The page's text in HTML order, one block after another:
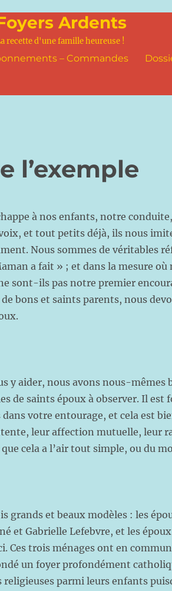
Ardents
recette d'une famille heureuse !
– Commandes
l’exemple
à nos enfants, notre
et tout petits déjà, ils nous
Nous sommes de véritables
a fait » ; et dans la mesure où
sont-ils pas notre premier
bons et saints parents, nous
y aider, nous avons nous-mêmes
de saints époux à observer. Il est
dans votre entourage, et cela est
leur affection mutuelle, leur
cela a l’air tout simple, ou du
grands et beaux modèles : les
et Gabrielle Lefebvre, et les
Ces trois ménages ont en
un foyer profondément
religieuses parmi leurs enfants